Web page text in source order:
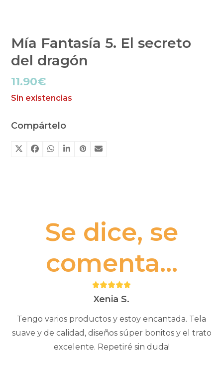
Mía Fantasía 5. El secreto
del dragón
11.90€
Sin existencias
Compártelo
Se dice, se
comenta...
Puntuación:
5Xenia S.
Tengo varios productos y estoy encantada. Tela
suave y de calidad, diseños súper bonitos y el trato
excelente. Repetiré sin duda!